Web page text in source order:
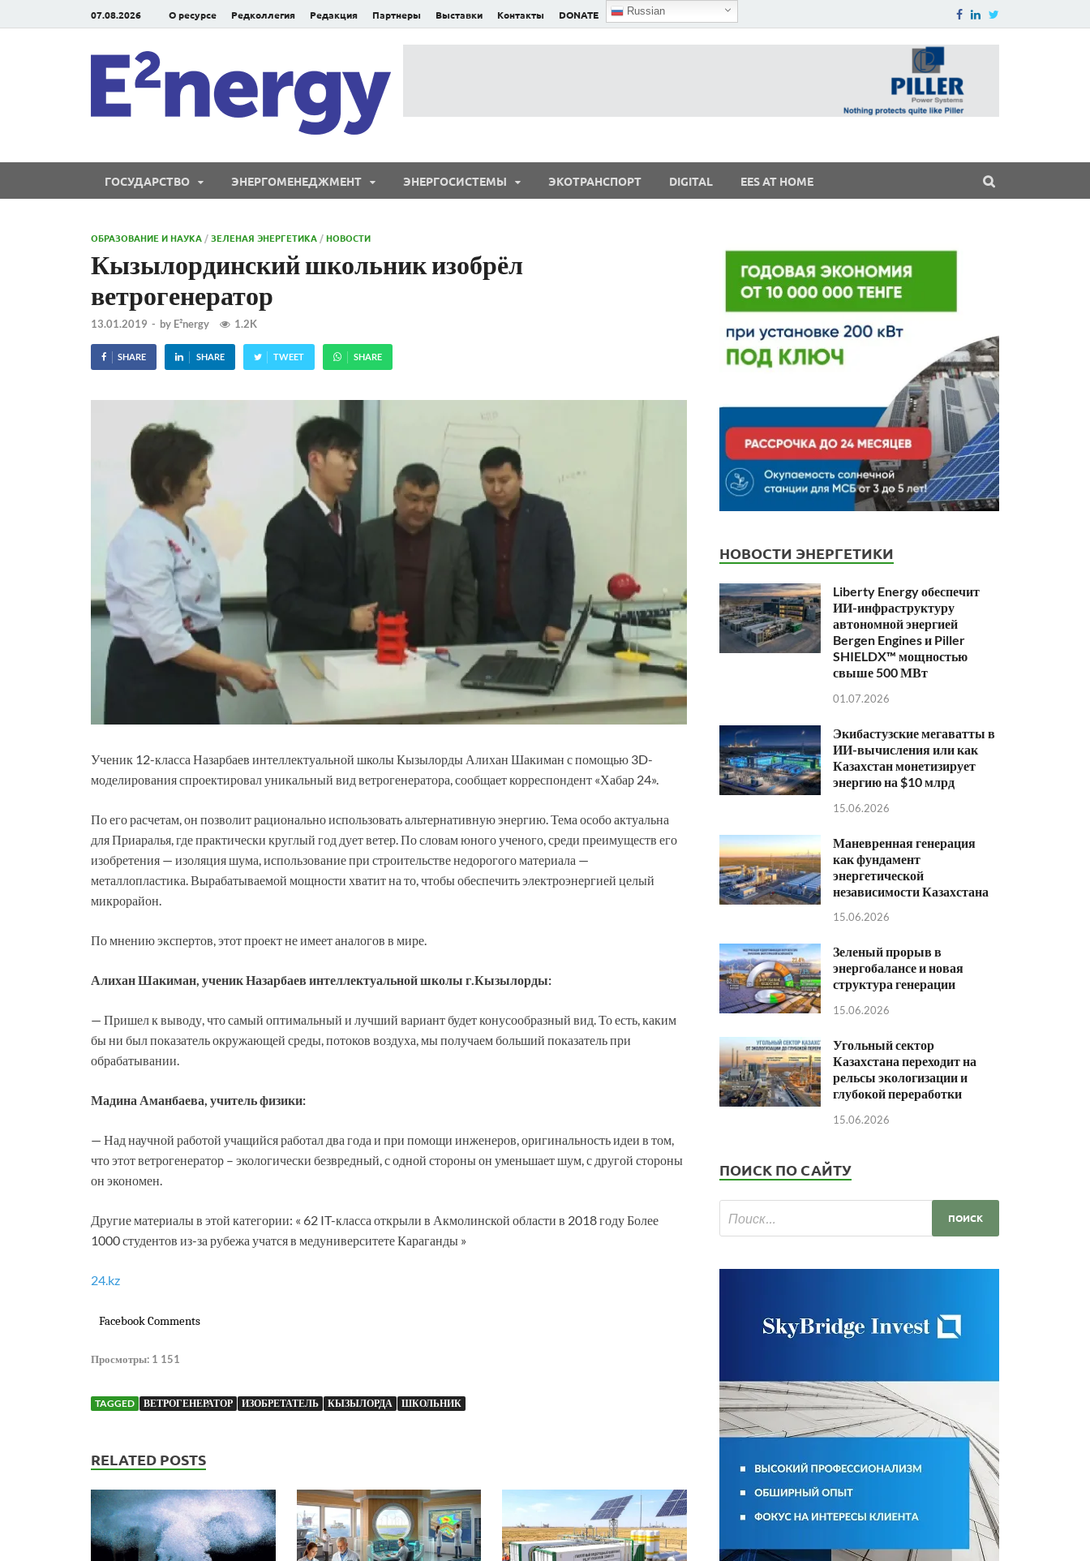
07.08.2026 О ресурсе Редколлегия Редакция Партнеры Выставки Контакты DONATE Russian
ГОСУДАРСТВО ЭНЕРГОМЕНЕДЖМЕНТ ЭНЕРГОСИСТЕМЫ ЭКОТРАНСПОРТ DIGITAL EES AT HOME
ОБРАЗОВАНИЕ И НАУКА /ЗЕЛЕНАЯ ЭНЕРГЕТИКА /НОВОСТИ
Кызылординский школьник изобрёл
ветрогенератор
13.01.2019 - by E²nergy 1.2K
SHARE SHARE TWEET SHARE
Ученик 12-класса Назарбаев интеллектуальной школы Кызылорды Алихан Шакиман с помощью 3D-
моделирования спроектировал уникальный вид ветрогенератора, сообщает корреспондент «Хабар 24».
По его расчетам, он позволит рационально использовать альтернативную энергию. Тема особо актуальна
для Приаралья, где практически круглый год дует ветер. По словам юного ученого, среди преимуществ его
изобретения — изоляция шума, использование при строительстве недорогого материала —
металлопластика. Вырабатываемой мощности хватит на то, чтобы обеспечить электроэнергией целый
микрорайон.
По мнению экспертов, этот проект не имеет аналогов в мире.
Алихан Шакиман, ученик Назарбаев интеллектуальной школы г.Кызылорды:
— Пришел к выводу, что самый оптимальный и лучший вариант будет конусообразный вид. То есть, каким
бы ни был показатель окружающей среды, потоков воздуха, мы получаем больший показатель при
обрабатывании.
Мадина Аманбаева, учитель физики:
— Над научной работой учащийся работал два года и при помощи инженеров, оригинальность идеи в том,
что этот ветрогенератор – экологически безвредный, с одной стороны он уменьшает шум, с другой стороны
он экономен.
Другие материалы в этой категории: « 62 IT-класса открыли в Акмолинской области в 2018 году Более
1000 студентов из-за рубежа учатся в медуниверситете Караганды »
24.kz
Facebook Comments
Просмотры: 1 151
TAGGED ВЕТРОГЕНЕРАТОР ИЗОБРЕТАТЕЛЬ КЫЗЫЛОРДА ШКОЛЬНИК
RELATED POSTS
НОВОСТИ ЭНЕРГЕТИКИ
Liberty Energy обеспечит
ИИ-инфраструктуру
автономной энергией
Bergen Engines и Piller
SHIELDX™ мощностью
свыше 500 МВт
01.07.2026
Экибастузские мегаватты в
ИИ-вычисления или как
Казахстан монетизирует
энергию на $10 млрд
15.06.2026
Маневренная генерация
как фундамент
энергетической
независимости Казахстана
15.06.2026
Зеленый прорыв в
энергобалансе и новая
структура генерации
15.06.2026
Угольный сектор
Казахстана переходит на
рельсы экологизации и
глубокой переработки
15.06.2026
ПОИСК ПО САЙТУ